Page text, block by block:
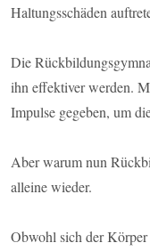
Haltungsschäden
Die
ihn effektiver werden.
Impulse gegeben, um
Aber warum nun
alleine wieder.
Obwohl sich der Körper